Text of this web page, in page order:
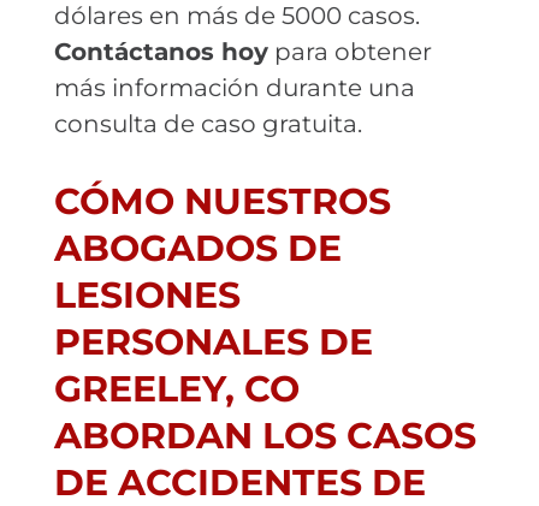
dólares en más de 5000 casos.
Contáctanos hoypara obtener
más información durante una
consulta de caso gratuita.
CÓMO NUESTROS
ABOGADOS DE
LESIONES
PERSONALES DE
GREELEY, CO
ABORDAN LOS CASOS
DE ACCIDENTES DE